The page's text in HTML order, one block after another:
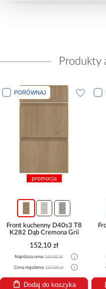
Produkty
PORÓWNAJ
promocja
Front kuchenny D40s3 T8
K282 Dąb Cremona Grii
152,10 zł
Najniższa cena: 169,00 zł
Cena regularna: 169,00 zł
Dodaj do koszyka